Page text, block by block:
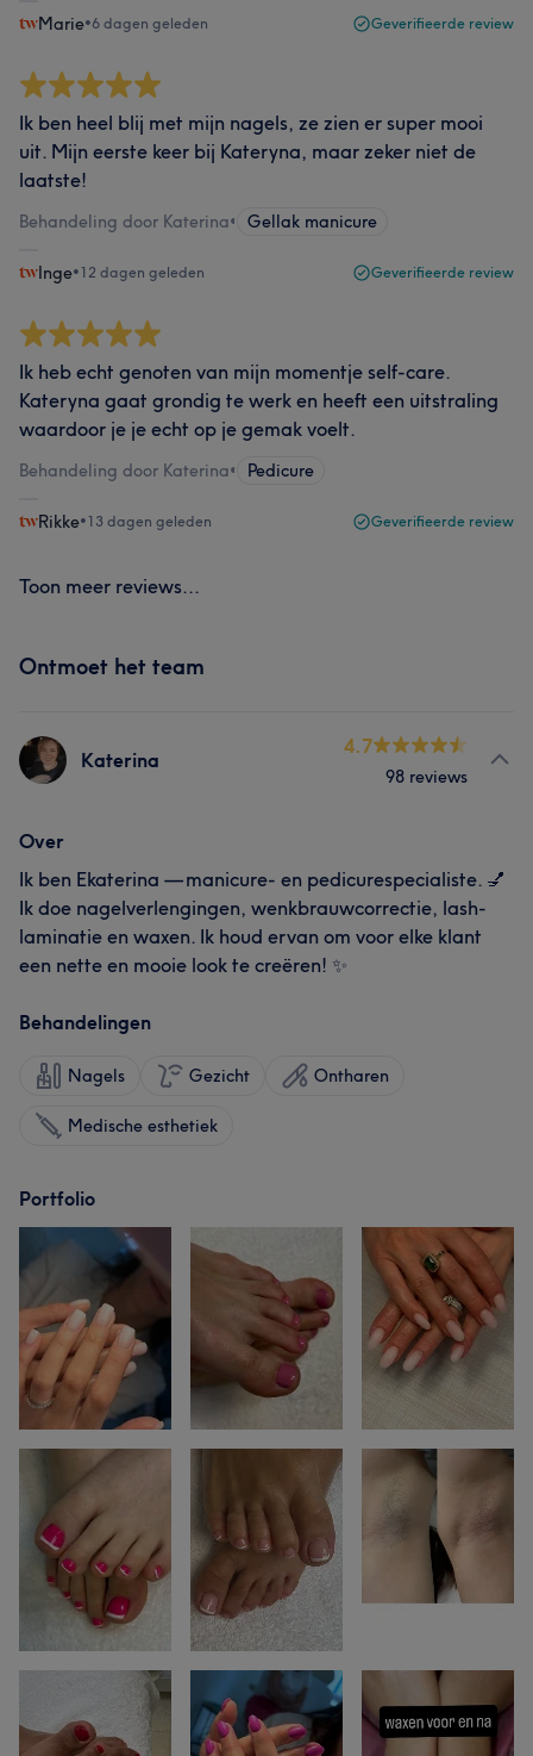
Marie•6 dagen geleden Geverifieerde review
Ik ben heel blij met mijn nagels, ze zien er super mooi
uit. Mijn eerste keer bij Kateryna, maar zeker niet de
laatste!
Behandeling door Katerina• Gellak manicure
Inge•12 dagen geleden Geverifieerde review
Ik heb echt genoten van mijn momentje self-care.
Kateryna gaat grondig te werk en heeft een uitstraling
waardoor je je echt op je gemak voelt.
Behandeling door Katerina• Pedicure
Rikke•13 dagen geleden Geverifieerde review
Toon meer reviews...
Ontmoet het team
Katerina
4.7
98 reviews
Over
Ik ben Ekaterina — manicure- en pedicurespecialiste. 💅
Ik doe nagelverlengingen, wenkbrauwcorrectie, lash-
laminatie en waxen. Ik houd ervan om voor elke klant
een nette en mooie look te creëren! ✨
Behandelingen
Nagels Gezicht Ontharen
Medische esthetiek
Portfolio